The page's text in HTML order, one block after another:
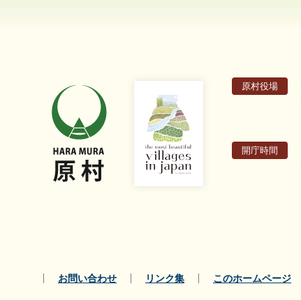
原村役場
開庁時間
お問い合わせ リンク集 このホームページ